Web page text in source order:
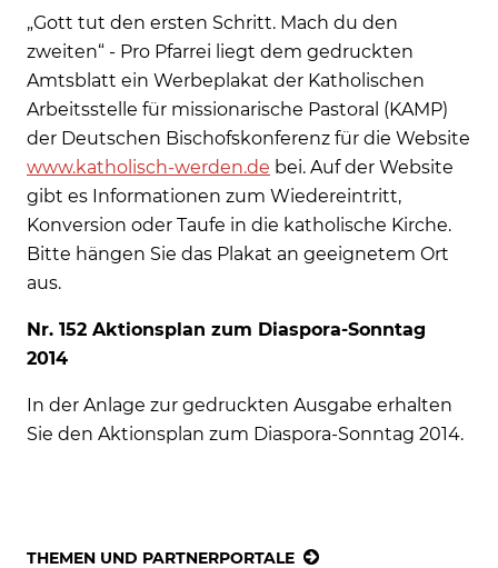
„Gott tut den ersten Schritt. Mach du den
zweiten“ - Pro Pfarrei liegt dem gedruckten
Amtsblatt ein Werbeplakat der Katholischen
Arbeitsstelle für missionarische Pastoral (KAMP)
der Deutschen Bischofskonferenz für die Website
www.katholisch-werden.de bei. Auf der Website
gibt es Informationen zum Wiedereintritt,
Konversion oder Taufe in die katholische Kirche.
Bitte hängen Sie das Plakat an geeignetem Ort
aus.
Nr. 152 Aktionsplan zum Diaspora-Sonntag
2014
In der Anlage zur gedruckten Ausgabe erhalten
Sie den Aktionsplan zum Diaspora-Sonntag 2014.
THEMEN UND PARTNERPORTALE